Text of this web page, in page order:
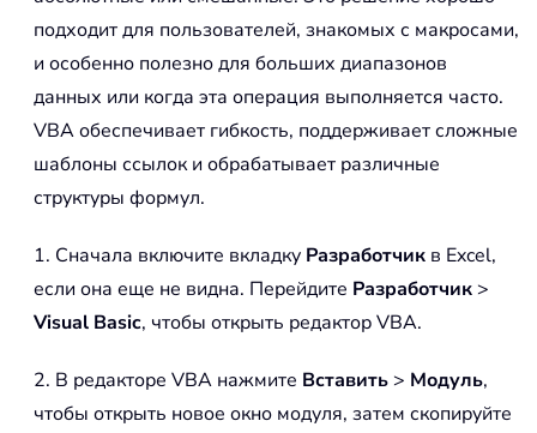
подходит для пользователей, знакомых с макросами,
и особенно полезно для больших диапазонов
данных или когда эта операция выполняется часто.
VBA обеспечивает гибкость, поддерживает сложные
шаблоны ссылок и обрабатывает различные
структуры формул.
1. Сначала включите вкладку Разработчик в Excel,
если она еще не видна. Перейдите Разработчик >
Visual Basic, чтобы открыть редактор VBA.
2. В редакторе VBA нажмите Вставить > Модуль,
чтобы открыть новое окно модуля, затем скопируйте